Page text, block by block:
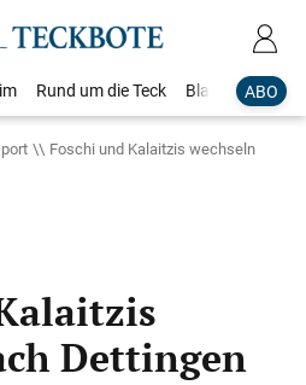
ABO
Rund um die Teck Blaulicht
Foschi und Kalaitzis wechseln
Dettingen